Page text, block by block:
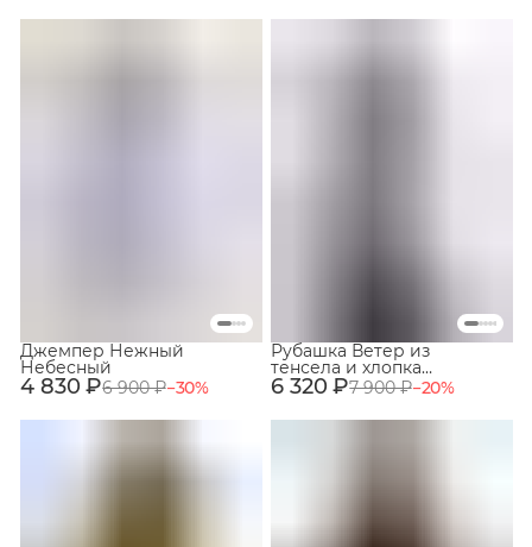
4 830 ₽6 900 ₽−30%
Джемпер Нежный
Небесный
6 320 ₽7 900 ₽−20%
Рубашка Ветер из
тенсела и хлопка
Туманный